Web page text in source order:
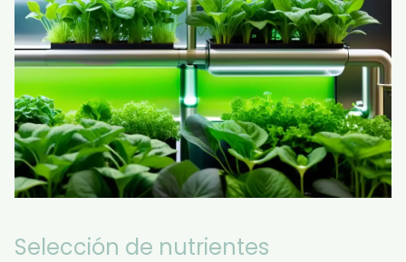
Selección de nutrientes